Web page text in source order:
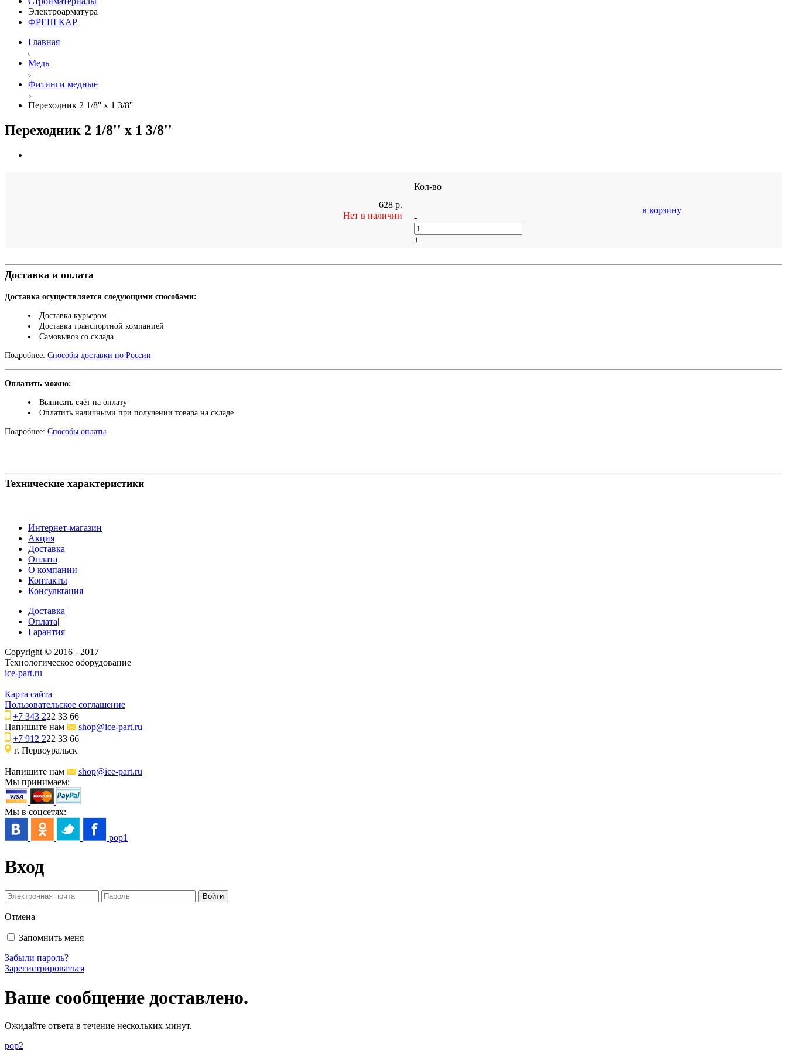
Электроарматура
ФРЕШ КАР
Главная
Медь
Фитинги медные
Переходник 2 1/8'' х 1 3/8''
Переходник 2 1/8'' х 1 3/8''
628 р.
Нет в наличии
Кол-во
-
+
в корзину
Доставка и оплата
Доставка осуществляется следующими способами:
Доставка курьером
Доставка транспортной компанией
Самовывоз со склада
Подробнее: Способы доставки по России
Оплатить можно:
Выписать счёт на оплату
Оплатить наличными при получении товара на складе
Подробнее: Способы оплаты
Технические характеристики
Интернет-магазин
Акция
Доставка
Оплата
О компании
Контакты
Консультация
Доставка|
Оплата|
Гарантия
Copyright © 2016 - 2017
Технологическое оборудование
ice-part.ru
Карта сайта
Пользовательское соглашение
+7 343 222 33 66
Напишите нам
shop@ice-part.ru
+7 912 222 33 66
г. Первоуральск
Напишите нам
shop@ice-part.ru
Мы принимаем:
Мы в соцсетях:
pop1
Вход
Отмена
Запомнить меня
Забыли пароль?
Зарегистрироваться
Ваше сообщение доставлено.
Ожидайте ответа в течение нескольких минут.
pop2